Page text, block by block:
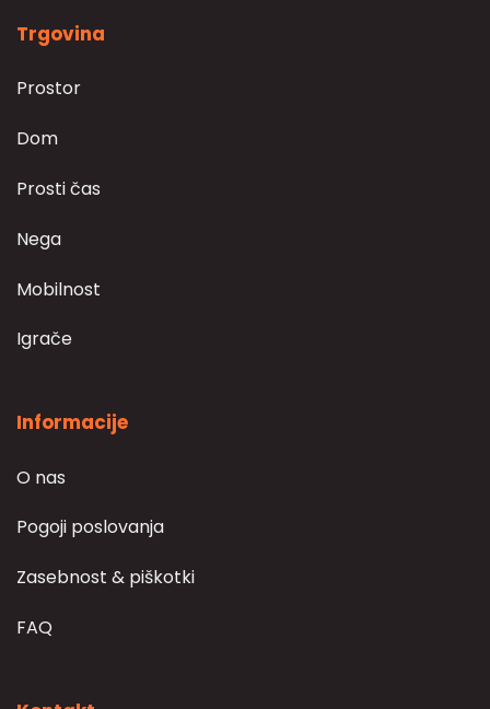
Trgovina
Prostor
Dom
Prosti čas
Nega
Mobilnost
Igrače
Informacije
O nas
Pogoji poslovanja
Zasebnost & piškotki
FAQ